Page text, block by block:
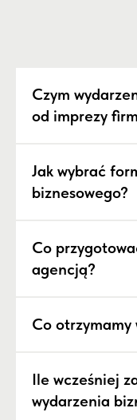
Czym
od imprezy
Jak wybrać
biznesowego?
Co
agencją?
Co otrzymamy
Ile wcześniej
wydarzenia